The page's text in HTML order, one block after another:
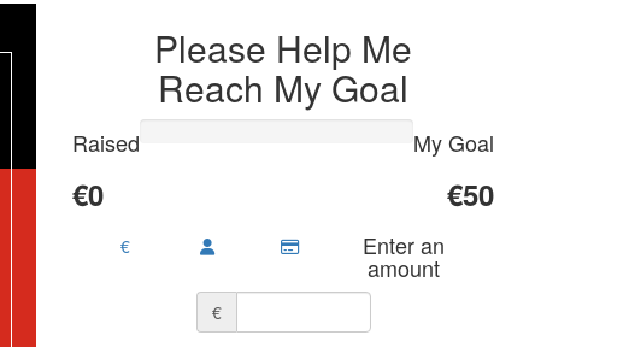
Please Help Me
Reach My Goal
Raised
€0
My Goal
€50
€ Enter an
amount
€